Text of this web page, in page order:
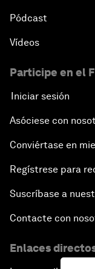
Pódcast
Vídeos
Participe en el
Iniciar sesión
Asóciese con
Conviértase en
Regístrese para
Suscríbase a
Contacte con
Enlaces